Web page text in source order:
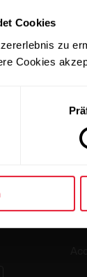
Cookies
zu
Cookies